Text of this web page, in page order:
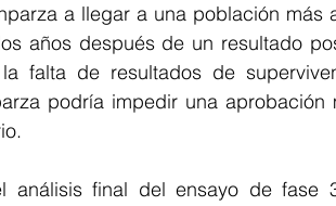
a llegar a una población
años después de un resultado
falta de resultados de
podría impedir una
análisis final del ensayo de fase